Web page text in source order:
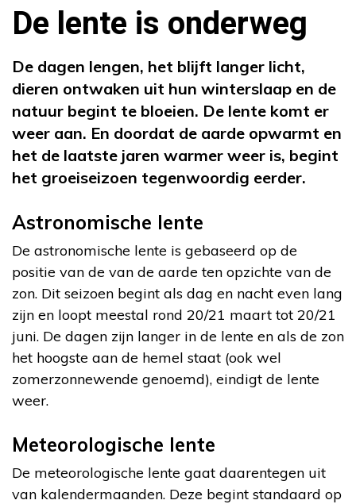
De lente is onderweg
De dagen lengen, het blijft langer licht,
dieren ontwaken uit hun winterslaap en de
natuur begint te bloeien. De lente komt er
weer aan. En doordat de aarde opwarmt en
het de laatste jaren warmer weer is, begint
het groeiseizoen tegenwoordig eerder.
Astronomische lente
De astronomische lente is gebaseerd op de
positie van de van de aarde ten opzichte van de
zon. Dit seizoen begint als dag en nacht even lang
zijn en loopt meestal rond 20/21 maart tot 20/21
juni. De dagen zijn langer in de lente en als de zon
het hoogste aan de hemel staat (ook wel
zomerzonnewende genoemd), eindigt de lente
weer.
Meteorologische lente
De meteorologische lente gaat daarentegen uit
van kalendermaanden. Deze begint standaard op